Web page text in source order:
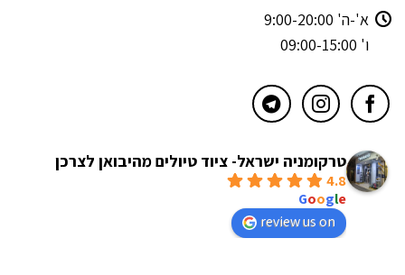
א'-ה' 9:00-20:00
ו' 09:00-15:00
טרקומניה ישראל- ציוד טיולים מהיבואן לצרכן
4.8
Google
review us on